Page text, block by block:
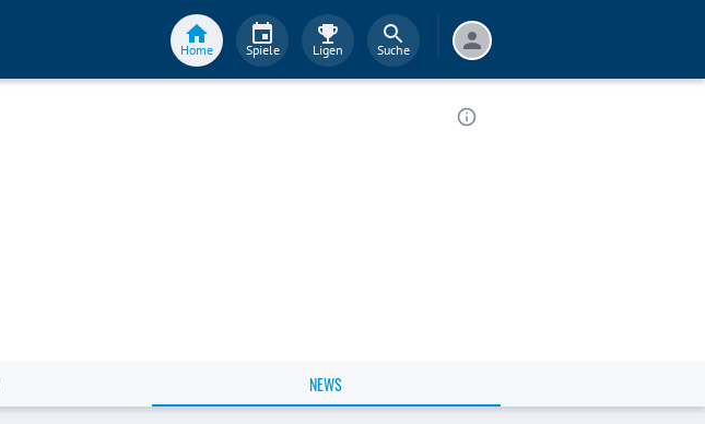
Home Spiele Ligen Suche
NEWS